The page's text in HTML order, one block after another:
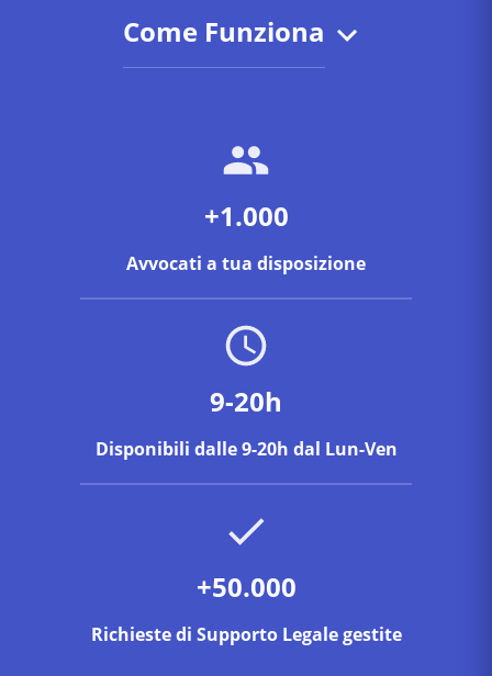
Come Funziona
+1.000
Avvocati a tua disposizione
9-20h
Disponibili dalle 9-20h dal Lun-Ven
+50.000
Richieste di Supporto Legale gestite